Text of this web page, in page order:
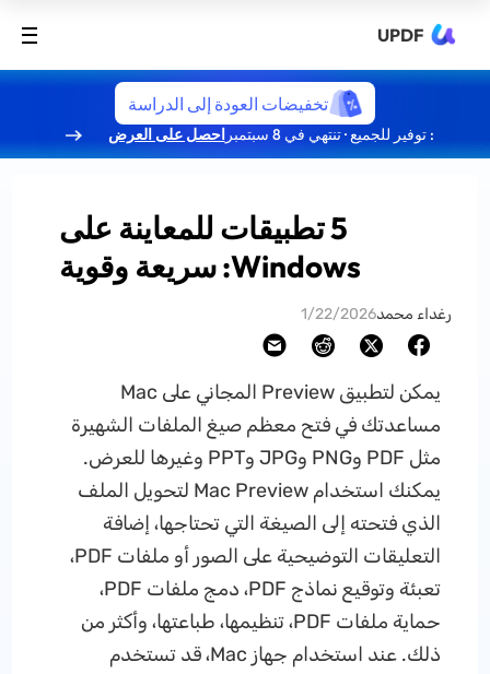
UPDF
تخفيضات العودة إلى الدراسة
: توفير للجميع · تنتهي في 8 سبتمبر احصل على العرض
5 تطبيقات للمعاينة على
Windows: سريعة وقوية
رغداء محمد1/22/2026
يمكن لتطبيق Preview المجاني على Mac
مساعدتك في فتح معظم صيغ الملفات الشهيرة
مثل PDF وPNG وJPG وPPT وغيرها للعرض.
يمكنك استخدام Mac Preview لتحويل الملف
الذي فتحته إلى الصيغة التي تحتاجها، إضافة
التعليقات التوضيحية على الصور أو ملفات PDF،
تعبئة وتوقيع نماذج PDF، دمج ملفات PDF،
حماية ملفات PDF، تنظيمها، طباعتها، وأكثر من
ذلك. عند استخدام جهاز Mac، قد تستخدم